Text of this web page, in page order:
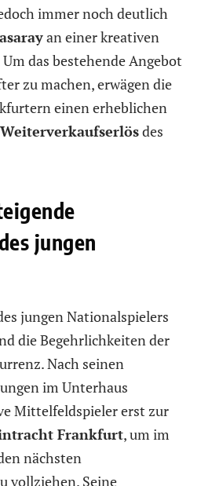
immer noch deutlich
an einer kreativen
das bestehende Angebot
zu machen, erwägen die
einen erheblichen
des
jungen
jungen Nationalspielers
die Begehrlichkeiten der
Nach seinen
im Unterhaus
Mittelfeldspieler erst zur
Frankfurt, um im
nächsten
vollziehen. Seine